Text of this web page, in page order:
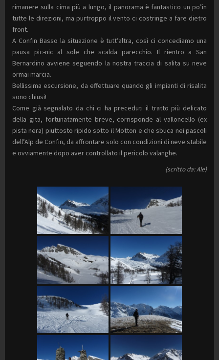
rimanere sulla cima più a lungo, il panorama è fantastico un po’in
tutte le direzioni, ma purtroppo il vento ci costringe a fare dietro
front.
A Confin Basso la situazione è tutt’altra, così ci concediamo una
pausa pic-nic al sole che scalda parecchio. Il rientro a San
Bernardino avviene seguendo la nostra traccia di salita su neve
ormai marcia.
Bellissima escursione, da effettuare quando gli impianti di risalita
sono chiusi!
Come già segnalato da chi ci ha preceduti il tratto più delicato
della gita, fortunatamente breve, corrisponde al valloncello (ex
pista nera) piuttosto ripido sotto il Motton e che sbuca nei pascoli
dell’Alp de Confin, da affrontare solo con condizioni di neve stabile
e ovviamente dopo aver controllato il pericolo valanghe.
(scritto da: Ale)